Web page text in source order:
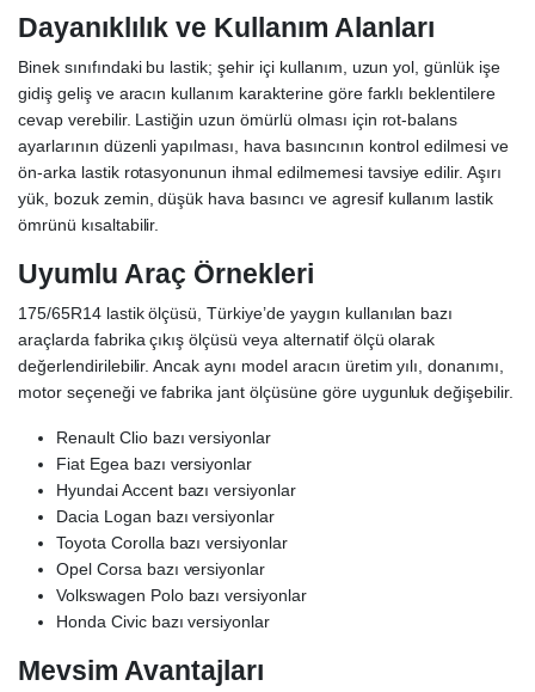
Dayanıklılık ve Kullanım Alanları
Binek sınıfındaki bu lastik; şehir içi kullanım, uzun yol, günlük işe
gidiş geliş ve aracın kullanım karakterine göre farklı beklentilere
cevap verebilir. Lastiğin uzun ömürlü olması için rot-balans
ayarlarının düzenli yapılması, hava basıncının kontrol edilmesi ve
ön-arka lastik rotasyonunun ihmal edilmemesi tavsiye edilir. Aşırı
yük, bozuk zemin, düşük hava basıncı ve agresif kullanım lastik
ömrünü kısaltabilir.
Uyumlu Araç Örnekleri
175/65R14 lastik ölçüsü, Türkiye’de yaygın kullanılan bazı
araçlarda fabrika çıkış ölçüsü veya alternatif ölçü olarak
değerlendirilebilir. Ancak aynı model aracın üretim yılı, donanımı,
motor seçeneği ve fabrika jant ölçüsüne göre uygunluk değişebilir.
Renault Clio bazı versiyonlar
Fiat Egea bazı versiyonlar
Hyundai Accent bazı versiyonlar
Dacia Logan bazı versiyonlar
Toyota Corolla bazı versiyonlar
Opel Corsa bazı versiyonlar
Volkswagen Polo bazı versiyonlar
Honda Civic bazı versiyonlar
Mevsim Avantajları